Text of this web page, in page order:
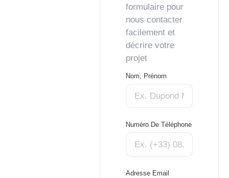
formulaire pour
nous contacter
facilement et
décrire votre
projet
Nom, Prénom
Numéro De Téléphone
Adresse Email